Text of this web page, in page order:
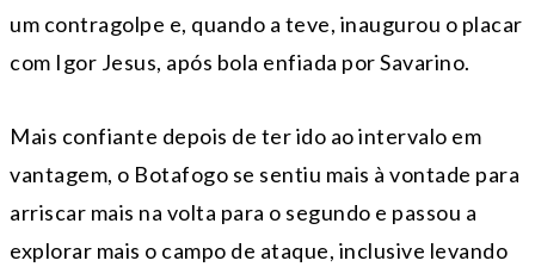
um contragolpe e, quando a teve, inaugurou o placar
com Igor Jesus, após bola enfiada por Savarino.
Mais confiante depois de ter ido ao intervalo em
vantagem, o Botafogo se sentiu mais à vontade para
arriscar mais na volta para o segundo e passou a
explorar mais o campo de ataque, inclusive levando